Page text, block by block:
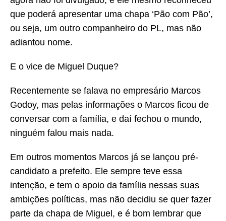
que poderá apresentar uma chapa ‘Pão com Pão’,
ou seja, um outro companheiro do PL, mas não
adiantou nome.
E o vice de Miguel Duque?
Recentemente se falava no empresário Marcos
Godoy, mas pelas informações o Marcos ficou de
conversar com a família, e daí fechou o mundo,
ninguém falou mais nada.
Em outros momentos Marcos já se lançou pré-
candidato a prefeito. Ele sempre teve essa
intenção, e tem o apoio da família nessas suas
ambições políticas, mas não decidiu se quer fazer
parte da chapa de Miguel, e é bom lembrar que